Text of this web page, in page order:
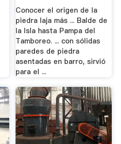
Conocer el origen de la
piedra laja más ... Balde de
la Isla hasta Pampa del
Tamboreo. ... con sólidas
paredes de piedra
asentadas en barro, sirvió
para el ...